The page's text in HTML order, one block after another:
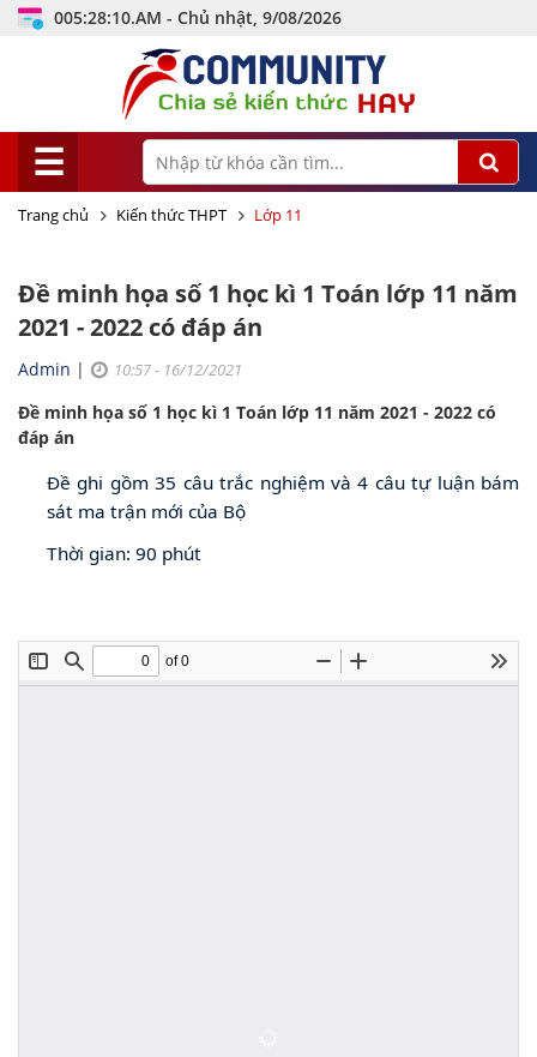
005:28:11.AM - Chủ nhật, 9/08/2026
☰
Trang chủ Kiến thức THPT Lớp 11
Đề minh họa số 1 học kì 1 Toán lớp 11 năm
2021 - 2022 có đáp án
Admin | 10:57 - 16/12/2021
Đề minh họa số 1 học kì 1 Toán lớp 11 năm 2021 - 2022 có
đáp án
Đề ghi gồm 35 câu trắc nghiệm và 4 câu tự luận bám
sát ma trận mới của Bộ
Thời gian: 90 phút